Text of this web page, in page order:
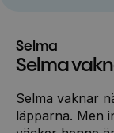
Selma
Selma
Selma vaknar
läpparna. Men